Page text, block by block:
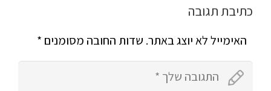
כתיבת תגובה
האימייל לא יוצג באתר. שדות החובה מסומנים *